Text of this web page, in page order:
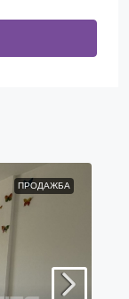
ПРОДАЖБА